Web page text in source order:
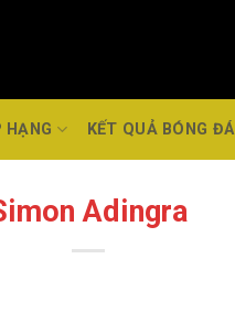
HẠNG KẾT QUẢ BÓNG ĐÁ
Adingra